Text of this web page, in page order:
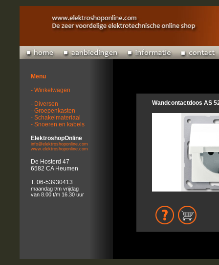
Menu
- Winkelwagen
- Diversen
- Groepenkasten
- Schakelmateriaal
- Snoeren en kabels
ElektroshopOnline
info@elektroshoponline.com
www.elektroshoponline.com
De Hosterd 47
6582 CA Heumen
T: 06-53930413
maandag t/m vrijdag
van 8.00 t/m 16.30 uur
Wandcontactdoos AS